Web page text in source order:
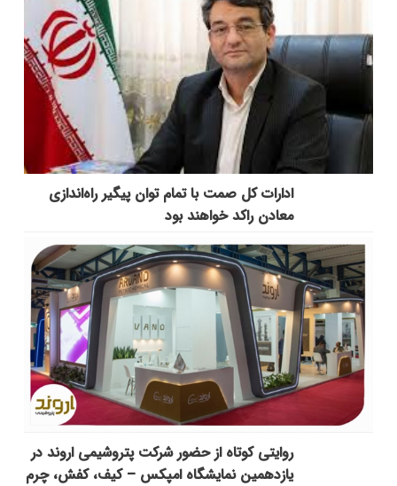
ادارات کل صمت با تمام توان پیگیر راه‌اندازی
معادن راکد خواهند بود
روایتی کوتاه از حضور شرکت پتروشیمی اروند در
یازدهمین نمایشگاه امپکس‌ – کیف، کفش، چرم